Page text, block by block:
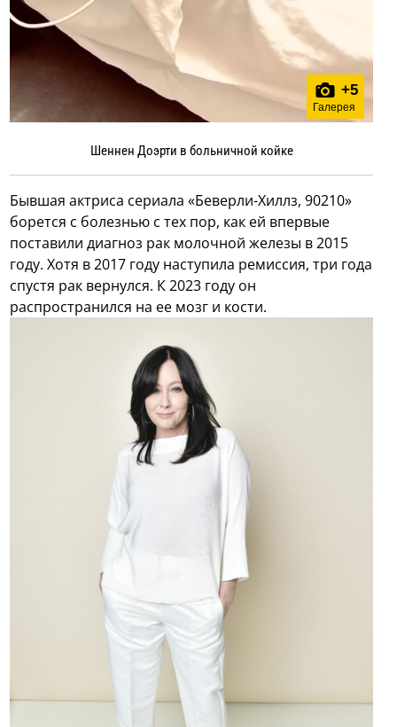
+5
Галерея
Шеннен Доэрти в больничной койке
Бывшая актриса сериала «Беверли-Хиллз, 90210»
борется с болезнью с тех пор, как ей впервые
поставили диагноз рак молочной железы в 2015
году. Хотя в 2017 году наступила ремиссия, три года
спустя рак вернулся. К 2023 году он
распространился на ее мозг и кости.